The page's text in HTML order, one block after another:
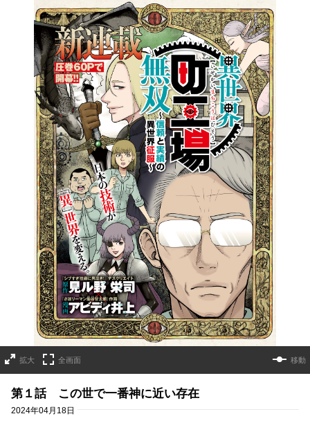
拡大 全画面 移動
第１話 この世で一番神に近い存在
2024年04月18日